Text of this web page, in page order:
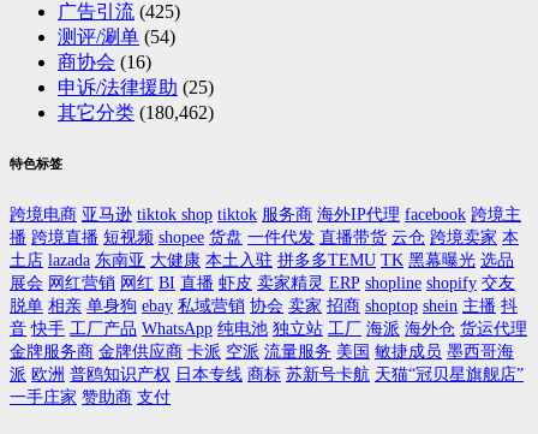
广告引流 (425)
测评/涮单 (54)
商协会 (16)
申诉/法律援助 (25)
其它分类 (180,462)
特色标签
跨境电商 亚马逊 tiktok shop tiktok 服务商 海外IP代理 facebook 跨境主
播 跨境直播 短视频 shopee 货盘 一件代发 直播带货 云仓 跨境卖家 本
土店 lazada 东南亚 大健康 本土入驻 拼多多TEMU TK 黑幕曝光 选品
展会 网红营销 网红 BI 直播 虾皮 卖家精灵 ERP shopline shopify 交友
脱单 相亲 单身狗 ebay 私域营销 协会 卖家 招商 shoptop shein 主播 抖
音 快手 工厂产品 WhatsApp 纯电池 独立站 工厂 海派 海外仓 货运代理
金牌服务商 金牌供应商 卡派 空派 流量服务 美国 敏捷成员 墨西哥海
派 欧洲 普鸥知识产权 日本专线 商标 苏新号卡航 天猫“冠贝星旗舰店”
一手庄家 赞助商 支付